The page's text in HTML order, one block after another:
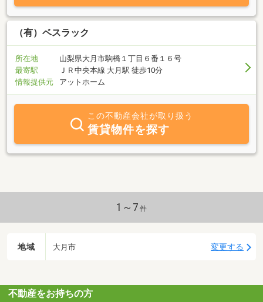
（有）ベスラック
所在地
山梨県大月市駒橋１丁目６番１６号
最寄駅
ＪＲ中央本線 大月駅 徒歩10分
情報提供元
アットホーム
この不動産会社が取り扱う
賃貸物件を探す
1～7 件
地域 大月市 変更する
不動産をお持ちの方